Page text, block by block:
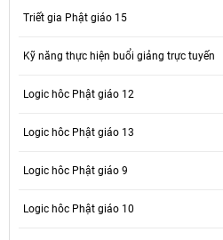
Triết gia Phật giáo 15
Kỹ năng thực hiện buổi giảng trực tuyến
Logic hôc Phật giáo 12
Logic hôc Phật giáo 13
Logic hôc Phật giáo 9
Logic hôc Phật giáo 10